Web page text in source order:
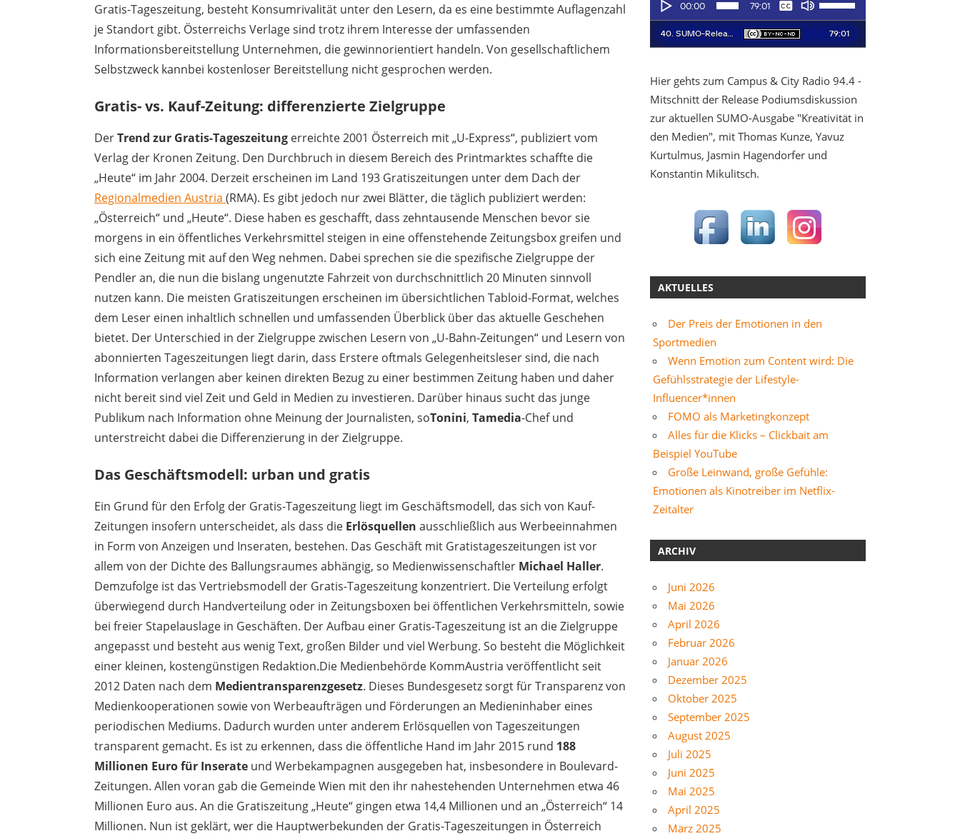
Gratis-Tageszeitung, besteht Konsumrivalität unter den Lesern, da es eine bestimmte Auflagenzahl
je Standort gibt. Österreichs Verlage sind trotz ihrem Interesse der umfassenden
Informationsbereitstellung Unternehmen, die gewinnorientiert handeln. Von gesellschaftlichem
Selbstzweck kannbei kostenloser Bereitstellung nicht gesprochen werden.
Gratis- vs. Kauf-Zeitung: differenzierte Zielgruppe
DerTrend zur Gratis-Tageszeitung erreichte 2001 Österreich mit „U-Express“, publiziert vom
Verlag der Kronen Zeitung. Den Durchbruch in diesem Bereich des Printmarktes schaffte die
„Heute“ im Jahr 2004. Derzeit erscheinen im Land 193 Gratiszeitungen unter dem Dach der
Regionalmedien Austria (RMA). Es gibt jedoch nur zwei Blätter, die täglich publiziert werden:
„Österreich“ und „Heute“. Diese haben es geschafft, dass zehntausende Menschen bevor sie
morgens in ein öffentliches Verkehrsmittel steigen in eine offenstehende Zeitungsbox greifen und
sich eine Zeitung mit auf den Weg nehmen. Dabei sprechen sie die spezifische Zielgruppe der
Pendler an, die nun die bislang ungenutzte Fahrzeit von durchschnittlich 20 Minuten sinnvoll
nutzen kann. Die meisten Gratiszeitungen erscheinen im übersichtlichen Tabloid-Format, welches
dem Leser einen inhaltlich schnellen und umfassenden Überblick über das aktuelle Geschehen
bietet. Der Unterschied in der Zielgruppe zwischen Lesern von „U-Bahn-Zeitungen“ und Lesern von
abonnierten Tageszeitungen liegt darin, dass Erstere oftmals Gelegenheitsleser sind, die nach
Information verlangen aber keinen direkten Bezug zu einer bestimmen Zeitung haben und daher
nicht bereit sind viel Zeit und Geld in Medien zu investieren. Darüber hinaus sucht das junge
Publikum nach Information ohne Meinung der Journalisten, soTonini, Tamedia-Chef und
unterstreicht dabei die Differenzierung in der Zielgruppe.
Das Geschäftsmodell: urban und gratis
Ein Grund für den Erfolg der Gratis-Tageszeitung liegt im Geschäftsmodell, das sich von Kauf-
Zeitungen insofern unterscheidet, als dass die Erlösquellen ausschließlich aus Werbeeinnahmen
in Form von Anzeigen und Inseraten, bestehen. Das Geschäft mit Gratistageszeitungen ist vor
allem von der Dichte des Ballungsraumes abhängig, so Medienwissenschaftler Michael Haller.
Demzufolge ist das Vertriebsmodell der Gratis-Tageszeitung konzentriert. Die Verteilung erfolgt
überwiegend durch Handverteilung oder in Zeitungsboxen bei öffentlichen Verkehrsmitteln, sowie
bei freier Stapelauslage in Geschäften. Der Aufbau einer Gratis-Tageszeitung ist an die Zielgruppe
angepasst und besteht aus wenig Text, großen Bilder und viel Werbung. So besteht die Möglichkeit
einer kleinen, kostengünstigen Redaktion.Die Medienbehörde KommAustria veröffentlicht seit
2012 Daten nach dem Medientransparenzgesetz. Dieses Bundesgesetz sorgt für Transparenz von
Medienkooperationen sowie von Werbeaufträgen und Förderungen an Medieninhaber eines
periodischen Mediums. Dadurch wurden unter anderem Erlösquellen von Tageszeitungen
transparent gemacht. Es ist zu erkennen, dass die öffentliche Hand im Jahr 2015 rund 188
Millionen Euro für Inserate und Werbekampagnen ausgegeben hat, insbesondere in Boulevard-
Zeitungen. Allen voran gab die Gemeinde Wien mit den ihr nahestehenden Unternehmen etwa 46
Millionen Euro aus. An die Gratiszeitung „Heute“ gingen etwa 14,4 Millionen und an „Österreich“ 14
Millionen. Nun ist geklärt, wer die Hauptwerbekunden der Gratis-Tageszeitungen in Österreich
Hier gehts zum Campus & City Radio 94.4 -
Mitschnitt der Release Podiumsdiskussion
zur aktuellen SUMO-Ausgabe "Kreativität in
den Medien", mit Thomas Kunze, Yavuz
Kurtulmus, Jasmin Hagendorfer und
Konstantin Mikulitsch.
AKTUELLES
Der Preis der Emotionen in den
Sportmedien
Wenn Emotion zum Content wird: Die
Gefühlsstrategie der Lifestyle-
Influencer*innen
FOMO als Marketingkonzept
Alles für die Klicks – Clickbait am
Beispiel YouTube
Große Leinwand, große Gefühle:
Emotionen als Kinotreiber im Netflix-
Zeitalter
ARCHIV
Juni 2026
Mai 2026
April 2026
Februar 2026
Januar 2026
Dezember 2025
Oktober 2025
September 2025
August 2025
Juli 2025
Juni 2025
Mai 2025
April 2025
März 2025